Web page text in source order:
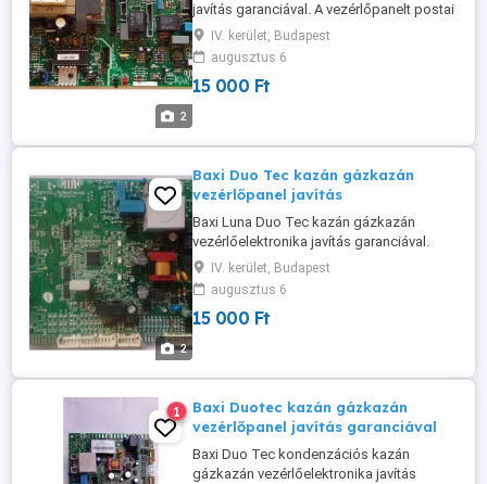
2
javítás garanciával. A vezérlőpanelt postai
úton is elküldhetik 24 órán belül
megkapom. Az ár tájékoztató jellegű, ami
alkatrész függvényében változhat. Tel:06-
70-380-1992
IV. kerület, Budapest
augusztus 6
15 000 Ft
2
Baxi Duo Tec kazán gázkazán
vezérlőpanel javítás
Baxi Luna Duo Tec kazán gázkazán
vezérlőelektronika javítás garanciával.
Gázkazán kazán vezérlő elektronika
javítás garanciával. A gázkazán panelt
postai úton is elküldhetik 24 órán belül
megkapom. Javítási idő rövid határidővel.
IV. kerület, Budapest
augusztus 6
15 000 Ft
1
Baxi Duotec kazán gázkazán
vezérlőpanel javítás garanciával
Baxi Duo Tec kondenzációs kazán
gázkazán vezérlőelektronika javítás